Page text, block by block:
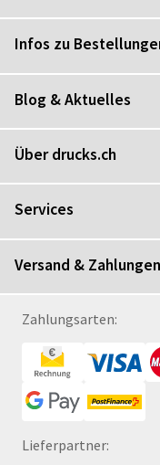
Infos zu
Blog & Aktuelles
Über drucks.ch
Services
Versand & Zahlungen
Zahlungsarten:
Lieferpartner: